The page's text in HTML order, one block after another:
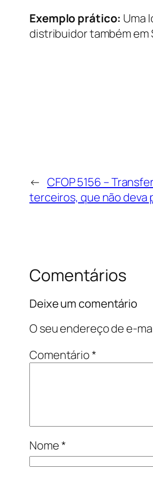
Exemplo prático: Uma
distribuidor também em
← CFOP 5156 –
terceiros, que não deva
Comentários
Deixe um comentário
O seu endereço de e-
Comentário*
Nome*